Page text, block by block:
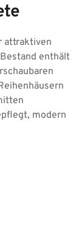
attraktiven
enthält
modern